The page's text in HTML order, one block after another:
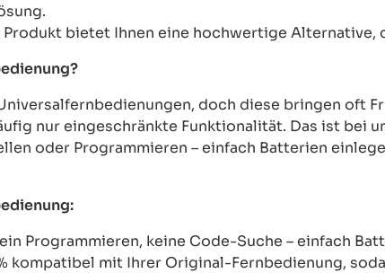
bietet Ihnen eine hochwertige
doch diese bringen oft
nur eingeschränkte Funktionalität. Das ist bei
oder Programmieren – einfach Batterien
Programmieren, keine Code-Suche – einfach
kompatibel mit Ihrer Original-Fernbedienung,